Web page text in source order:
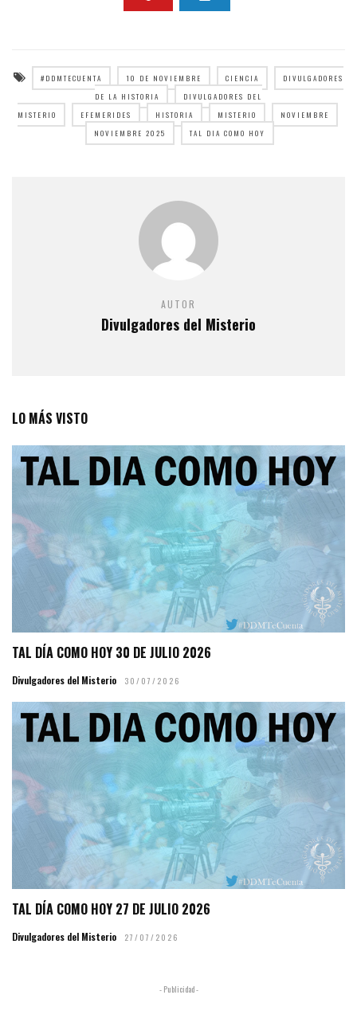
#DDMTECUENTA 10 DE NOVIEMBRE CIENCIA
DIVULGADORES
DE LA HISTORIA
DIVULGADORES DEL
MISTERIO
EFEMERIDES HISTORIA MISTERIO
NOVIEMBRE
NOVIEMBRE 2025
TAL DIA COMO HOY
AUTOR
Divulgadores del Misterio
LO MÁS VISTO
TAL DÍA COMO HOY 30 DE JULIO 2026
Divulgadores del Misterio 30/07/2026
TAL DÍA COMO HOY 27 DE JULIO 2026
Divulgadores del Misterio 27/07/2026
- Publicidad -